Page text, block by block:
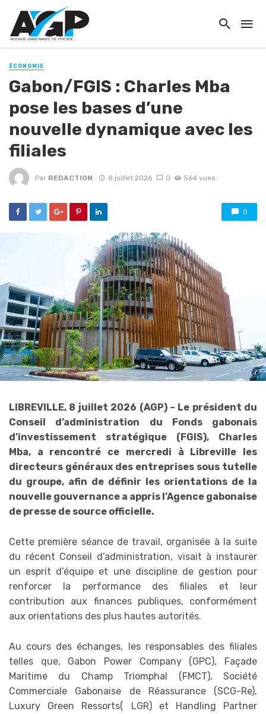
ÉCONOMIE
Gabon/FGIS : Charles Mba
pose les bases d’une
nouvelle dynamique avec les
filiales
Par REDACTION 8 juillet 2026 0 564 vues
0
LIBREVILLE, 8 juillet 2026 (AGP) – Le président du
Conseil d’administration du Fonds gabonais
d’investissement stratégique (FGIS), Charles
Mba, a rencontré ce mercredi à Libreville les
directeurs généraux des entreprises sous tutelle
du groupe, afin de définir les orientations de la
nouvelle gouvernance a appris l’Agence gabonaise
de presse de source officielle.
Cette première séance de travail, organisée à la suite
du récent Conseil d’administration, visait à instaurer
un esprit d’équipe et une discipline de gestion pour
renforcer la performance des filiales et leur
contribution aux finances publiques, conformément
aux orientations des plus hautes autorités.
Au cours des échanges, les responsables des filiales
telles que, Gabon Power Company (GPC), Façade
Maritime du Champ Triomphal (FMCT), Société
Commerciale Gabonaise de Réassurance (SCG-Re),
Luxury Green Ressorts( LGR) et Handling Partner